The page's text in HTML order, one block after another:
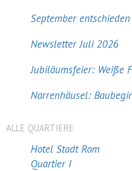
September entschieden
Newsletter Juli 2026
Jubiläumsfeier: Weiße
Narrenhäusel:
ALLE QUARTIERE
Hotel Stadt Rom
Quartier I